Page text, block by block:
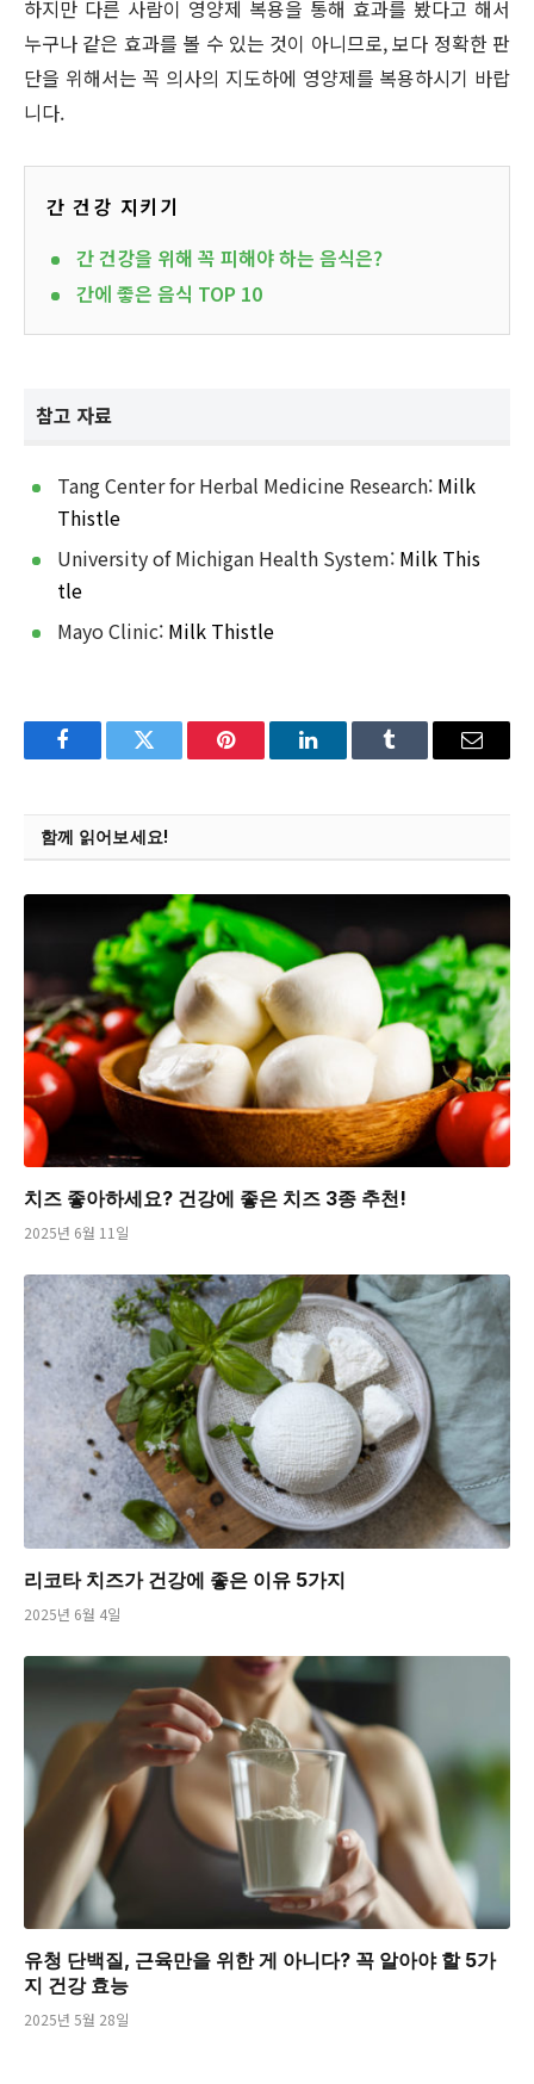
하지만 다른 사람이 영양제 복용을 통해 효과를 봤다고 해서
누구나 같은 효과를 볼 수 있는 것이 아니므로, 보다 정확한 판
단을 위해서는 꼭 의사의 지도하에 영양제를 복용하시기 바랍
니다.
간 건강 지키기
간 건강을 위해 꼭 피해야 하는 음식은?
간에 좋은 음식 TOP 10
참고 자료
Tang Center for Herbal Medicine Research: Milk
Thistle
University of Michigan Health System: Milk This
tle
Mayo Clinic: Milk Thistle
FacebookTwitter Pinterest LinkedInTumblr Email
함께 읽어보세요!
치즈 좋아하세요? 건강에 좋은 치즈 3종 추천!
2025년 6월 11일
리코타 치즈가 건강에 좋은 이유 5가지
2025년 6월 4일
유청 단백질, 근육만을 위한 게 아니다? 꼭 알아야 할 5가
지 건강 효능
2025년 5월 28일